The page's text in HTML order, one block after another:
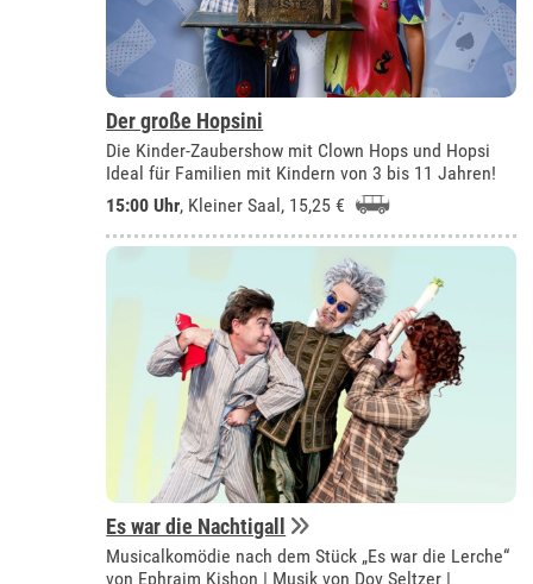
Der große Hopsini
Die Kinder-Zaubershow mit Clown Hops und Hopsi
Ideal für Familien mit Kindern von 3 bis 11 Jahren!
15:00 Uhr, Kleiner Saal, 15,25 €
Es war die Nachtigall
Musicalkomödie nach dem Stück „Es war die Lerche“
von Ephraim Kishon | Musik von Dov Seltzer |